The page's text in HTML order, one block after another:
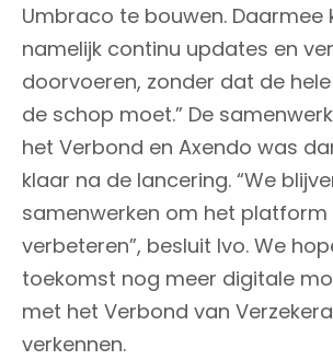
Umbraco te bouwen. Daarmee
namelijk continu updates en
doorvoeren, zonder dat de
de schop moet.” De
het Verbond en Axendo was
klaar na de lancering. “We
samenwerken om het
verbeteren”, besluit Ivo. We
toekomst nog meer digitale
met het Verbond van
verkennen.